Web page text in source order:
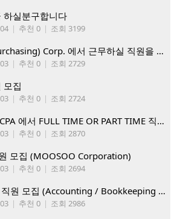
하실분구합니다
| 추천 0 | 조회 3199
EGP(East Green Purchasing) Corp. 에서 근무하실 직원을 아래와 같이 모집합니다.
| 추천 0 | 조회 2729
모집
| 추천 0 | 조회 2724
LYNNWOOD 지역 CPA 에서 FULL TIME OR PART TIME 직원을 찾습니다
| 추천 0 | 조회 2870
모집 (MOOSOO Corporation)
| 추천 0 | 조회 2694
Young Ocean, Inc. 직원 모집 (Accounting / Bookkeeping 분야)
| 추천 0 | 조회 2986